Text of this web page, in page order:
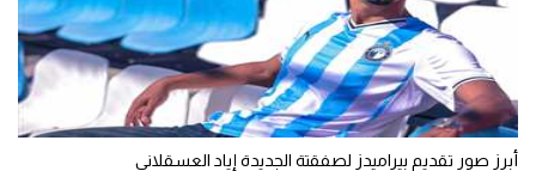
أبرز صور تقديم بيراميدز لصفقتة الجديدة إياد العسقلاني